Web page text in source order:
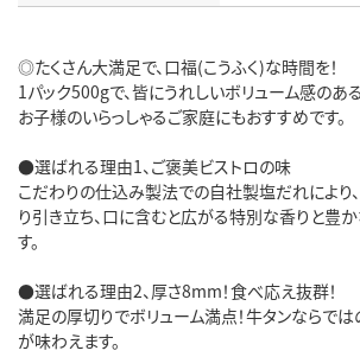
◎たくさん大満足で、口福(こうふく)な時間を！
1パック500gで、皆にうれしいボリューム感のあ
お子様のいらっしゃるご家庭にもおすすめです。
●選ばれる理由1、ご褒美ビストロの味
こだわりの仕込み製法での自社製塩だれにより
り引き立ち、口に含むと広がる特別な香りと豊
す。
●選ばれる理由2、厚さ8mm！食べ応え抜群！
満足の厚切りでボリューム満点！牛タンならでは
が味わえます。